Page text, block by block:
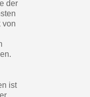
der
von
ist